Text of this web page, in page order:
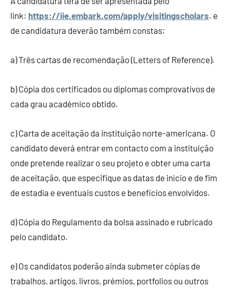
link: https://iie.embark.com/apply/visitingscholars. e
de candidatura deverão também constas:
a) Três cartas de recomendação (Letters of Reference).
b) Cópia dos certificados ou diplomas comprovativos de
cada grau académico obtido.
c) Carta de aceitação da instituição norte-americana. O
candidato deverá entrar em contacto com a instituição
onde pretende realizar o seu projeto e obter uma carta
de aceitação, que especifique as datas de início e de fim
de estadia e eventuais custos e benefícios envolvidos.
d) Cópia do Regulamento da bolsa assinado e rubricado
pelo candidato.
e) Os candidatos poderão ainda submeter cópias de
trabalhos, artigos, livros, prémios, portfolios ou outros